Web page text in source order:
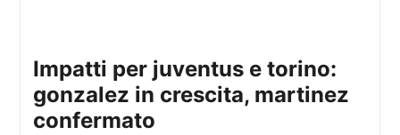
impatti per juventus e torino:
gonzalez in crescita, martinez
confermato